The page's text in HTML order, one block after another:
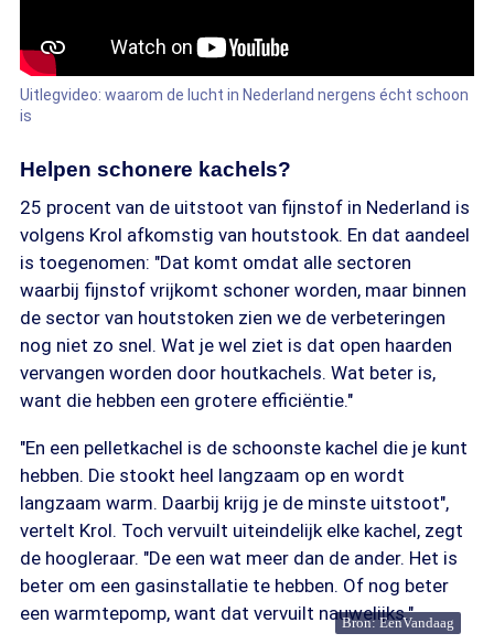
Uitlegvideo: waarom de lucht in Nederland nergens écht schoon
is
Helpen schonere kachels?
25 procent van de uitstoot van fijnstof in Nederland is
volgens Krol afkomstig van houtstook. En dat aandeel
is toegenomen: "Dat komt omdat alle sectoren
waarbij fijnstof vrijkomt schoner worden, maar binnen
de sector van houtstoken zien we de verbeteringen
nog niet zo snel. Wat je wel ziet is dat open haarden
vervangen worden door houtkachels. Wat beter is,
want die hebben een grotere efficiëntie."
"En een pelletkachel is de schoonste kachel die je kunt
hebben. Die stookt heel langzaam op en wordt
langzaam warm. Daarbij krijg je de minste uitstoot",
vertelt Krol. Toch vervuilt uiteindelijk elke kachel, zegt
de hoogleraar. "De een wat meer dan de ander. Het is
beter om een gasinstallatie te hebben. Of nog beter
een warmtepomp, want dat vervuilt nauwelijks."
Bron: EenVandaag